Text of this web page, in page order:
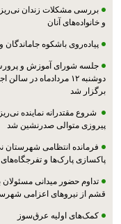
بررسی مشکلات زندان نی‌ریز
و خانواده‌های آنان
پیاده‌روی باشکوه جاماندگان
جلسه شورای آموزش و
دوشنبه ۱۲ مردادماه
برگزار شد
شروع مقتدرانه نماینده
پیروزی متوالی صدرنشین شد
فرمانده انتظامی شهرستان
پاکسازی پارک‌ها و
تداوم حضور میدانی مسئولان
قشم از نیروهای اعزامی
کمک‌های اولیه عرق‌سوز